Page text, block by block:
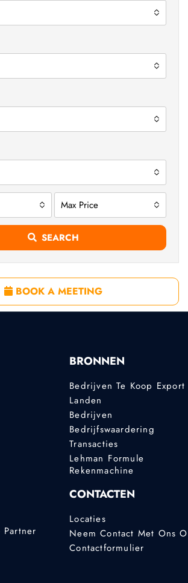
Max Price
SEARCH
BOOK A MEETING
BRONNEN
Bedrijven Te Koop Export
Landen
Bedrijven
Bedrijfswaardering
Transacties
Lehman Formule
Rekenmachine
CONTACTEN
Locaties
Neem Contact Met Ons
Contactformulier